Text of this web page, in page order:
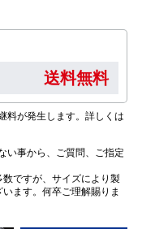
送料無料
料が発生します。詳しくは
い事から、ご質問、ご指定
ですが、サイズにより製
ます。何卒ご理解賜りま